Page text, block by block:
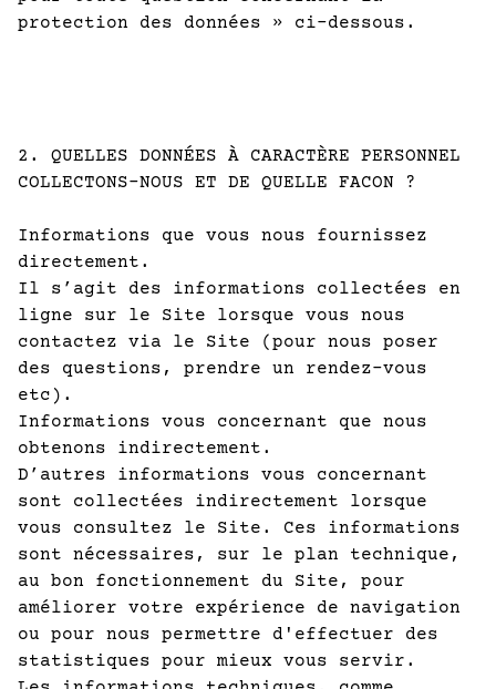
protection des données » ci-dessous.
2. QUELLES DONNÉES À CARACTÈRE PERSONNEL
COLLECTONS-NOUS ET DE QUELLE FACON ?
Informations que vous nous fournissez
directement.
Il s’agit des informations collectées en
ligne sur le Site lorsque vous nous
contactez via le Site (pour nous poser
des questions, prendre un rendez-vous
etc).
Informations vous concernant que nous
obtenons indirectement.
D’autres informations vous concernant
sont collectées indirectement lorsque
vous consultez le Site. Ces informations
sont nécessaires, sur le plan technique,
au bon fonctionnement du Site, pour
améliorer votre expérience de navigation
ou pour nous permettre d'effectuer des
statistiques pour mieux vous servir.